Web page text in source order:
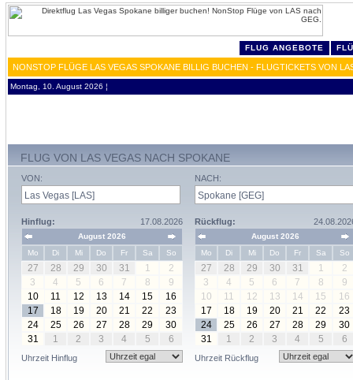
FLUG ANGEBOTE
NONSTOP FLÜGE LAS VEGAS SPOKANE BILLIG BUCHEN - FLUGTICKETS VON
Montag, 10. August 2026 ¦
FLUG VON LAS VEGAS NACH SPOKANE
VON:
Hinflug: 17.08.2026
August 2026
Mo
Di Mi Do Fr Sa So
27 28 29 30 31 1
2
3
4 5 6 7 8
9
10
11 12 13 14 15
16
17
18 19 20 21 22
23
24
25 26 27 28 29
30
31
1 2 3 4 5 6
Uhrzeit Hinflug
NACH:
Rückflug:
August 2026
Mo
Di Mi Do Fr Sa So
27 28 29 30 31 1
2
3
4 5 6 7 8
9
10
11 12 13 14 15
16
17
18 19 20 21 22
23
24
25 26 27 28 29
30
31
1 2 3 4 5 6
Uhrzeit Rückflug